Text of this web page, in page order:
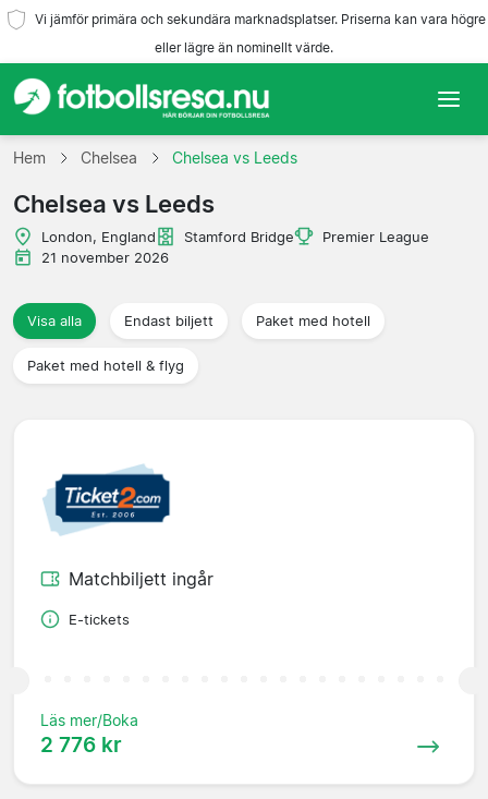
Vi jämför primära och sekundära marknadsplatser. Priserna kan vara högre
eller lägre än nominellt värde.
Hem
Lag
Ligor
Resebyråer
Hem Chelsea Chelsea vs Leeds
Chelsea vs Leeds
London, England Stamford Bridge
Premier League
21 november 2026
Visa alla Endast biljett Paket med hotell
Paket med hotell & flyg
Matchbiljett ingår
E-tickets
Läs mer/Boka
2 776 kr